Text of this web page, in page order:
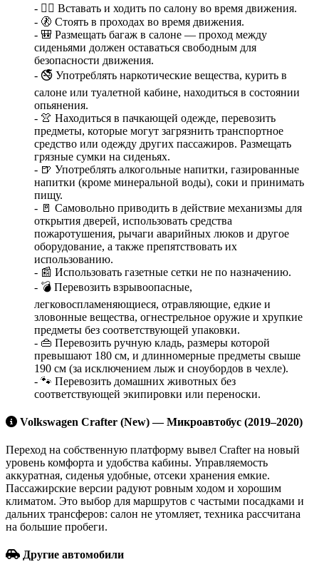
- 🚶‍♂️ Вставать и ходить по салону во время движения.
- 🚷 Стоять в проходах во время движения.
- 🎒 Размещать багаж в салоне — проход между
сиденьями должен оставаться свободным для
безопасности движения.
- 🚭 Употреблять наркотические вещества, курить в
салоне или туалетной кабине, находиться в состоянии
опьянения.
- 👚 Находиться в пачкающей одежде, перевозить
предметы, которые могут загрязнить транспортное
средство или одежду других пассажиров. Размещать
грязные сумки на сиденьях.
- 🍺 Употреблять алкогольные напитки, газированные
напитки (кроме минеральной воды), соки и принимать
пищу.
- 🚪 Самовольно приводить в действие механизмы для
открытия дверей, использовать средства
пожаротушения, рычаги аварийных люков и другое
оборудование, а также препятствовать их
использованию.
- 📰 Использовать газетные сетки не по назначению.
- 💣 Перевозить взрывоопасные,
легковоспламеняющиеся, отравляющие, едкие и
зловонные вещества, огнестрельное оружие и хрупкие
предметы без соответствующей упаковки.
- 👜 Перевозить ручную кладь, размеры которой
превышают 180 см, и длинномерные предметы свыше
190 см (за исключением лыж и сноубордов в чехле).
- 🐾 Перевозить домашних животных без
соответствующей экипировки или переноски.
Volkswagen Crafter (New) — Микроавтобус (2019–2020)
Переход на собственную платформу вывел Crafter на новый
уровень комфорта и удобства кабины. Управляемость
аккуратная, сиденья удобные, отсеки хранения емкие.
Пассажирские версии радуют ровным ходом и хорошим
климатом. Это выбор для маршрутов с частыми посадками и
дальних трансферов: салон не утомляет, техника рассчитана
на большие пробеги.
Другие автомобили